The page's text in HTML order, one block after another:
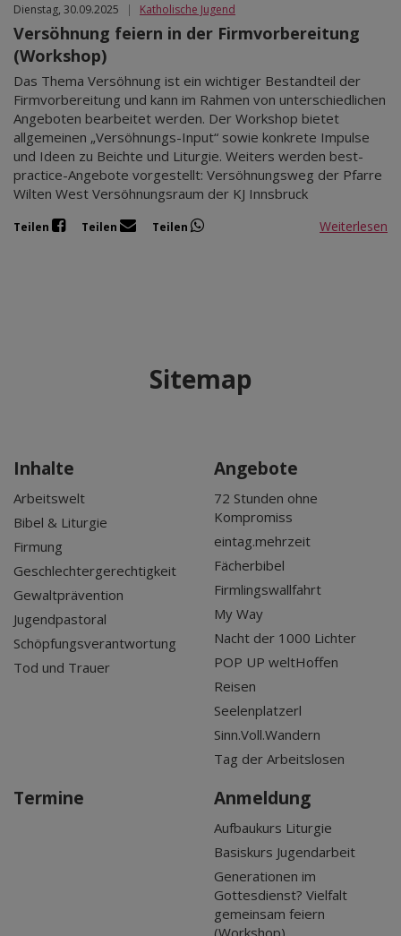
Dienstag, 30.09.2025 | Katholische Jugend
Versöhnung feiern in der Firmvorbereitung
(Workshop)
Das Thema Versöhnung ist ein wichtiger Bestandteil der
Firmvorbereitung und kann im Rahmen von unterschiedlichen
Angeboten bearbeitet werden. Der Workshop bietet
allgemeinen „Versöhnungs-Input“ sowie konkrete Impulse
und Ideen zu Beichte und Liturgie. Weiters werden best-
practice-Angebote vorgestellt: Versöhnungsweg der Pfarre
Wilten West Versöhnungsraum der KJ Innsbruck
Teilen Teilen Teilen Weiterlesen
Sitemap
Inhalte
Arbeitswelt
Bibel & Liturgie
Firmung
Geschlechtergerechtigkeit
Gewaltprävention
Jugendpastoral
Schöpfungsverantwortung
Tod und Trauer
Angebote
72 Stunden ohne
Kompromiss
eintag.mehrzeit
Fächerbibel
Firmlingswallfahrt
My Way
Nacht der 1000 Lichter
POP UP weltHoffen
Reisen
Seelenplatzerl
Sinn.Voll.Wandern
Tag der Arbeitslosen
Termine Anmeldung
Aufbaukurs Liturgie
Basiskurs Jugendarbeit
Generationen im
Gottesdienst? Vielfalt
gemeinsam feiern
(Workshop)